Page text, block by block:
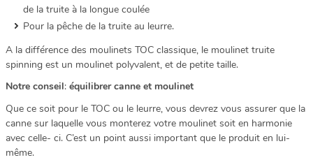
de la truite à la longue coulée
Pour la pêche de la truite au leurre.
A la différence des moulinets TOC classique, le moulinet truite
spinning est un moulinet polyvalent, et de petite taille.
Notre conseil: équilibrer canne et moulinet
Que ce soit pour le TOC ou le leurre, vous devrez vous assurer que la
canne sur laquelle vous monterez votre moulinet soit en harmonie
avec celle- ci. C’est un point aussi important que le produit en lui-
même.